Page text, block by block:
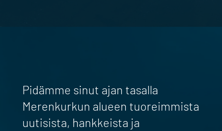
Pidämme sinut ajan tasalla
Merenkurkun alueen tuoreimmista
uutisista, hankkeista ja